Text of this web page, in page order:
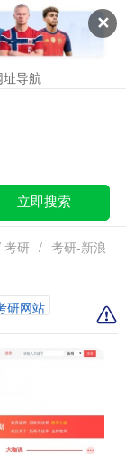
✕
导航
立即搜索
考研 / 考研-新浪
研网站